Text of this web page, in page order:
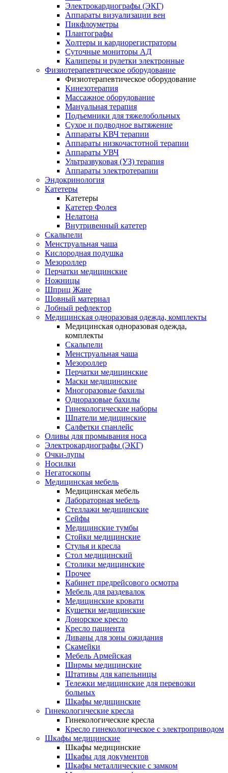
Электрокардиографы (ЭКГ)
Аппараты визуализации вен
Пикфлоуметры
Плантографы
Холтеры и кардиорегистраторы
Суточные мониторы АД
Калиперы и рулетки электронные
Физиотерапевтическое оборудование
Физиотерапевтическое оборудование
Кинезотерапия
Массажное оборудование
Мануальная терапия
Подъемники для тяжелобольных
Сухое и подводное вытяжение
Аппараты КВЧ терапии
Аппараты низкочастотной терапии
Аппараты УВЧ
Ультразвуковая (УЗ) терапия
Аппараты электротерапии
Эндокринология
Катетеры
Катетеры
Катетер Фолея
Нелатона
Внутривенный катетер
Скальпели
Менструальная чаша
Кислородная подушка
Мезороллер
Перчатки медицинские
Ножницы
Шприц Жане
Шовный материал
Лобный рефлектор
Медицинская одноразовая одежда, комплекты
Медицинская одноразовая одежда,
комплекты
Скальпели
Менструальная чаша
Мезороллер
Перчатки медицинские
Маски медицинские
Многоразовые бахилы
Одноразовые бахилы
Гинекологические наборы
Шпатели медицинские
Салфетки спанлейс
Оливы для промывания носа
Электрокардиографы (ЭКГ)
Очки-лупы
Носилки
Негатоскопы
Медицинская мебель
Медицинская мебель
Лабораторная мебель
Стеллажи медицинские
Сейфы
Медицинские тумбы
Стойки медицинские
Cтулья и кресла
Стол медицинский
Столики медицинские
Прочее
Кабинет предрейсового осмотра
Мебель для раздевалок
Медицинские кровати
Кушетки медицинские
Донорское кресло
Кресло пациента
Диваны для зоны ожидания
Скамейки
Мебель Армейская
Ширмы медицинские
Штативы для капельницы
Тележки медицинские для перевозки
больных
Шкафы медицинские
Гинекологические кресла
Гинекологические кресла
Кресло гинекологическое с электроприводом
Шкафы медицинские
Шкафы медицинские
Шкафы для документов
Шкафы металлические с замком